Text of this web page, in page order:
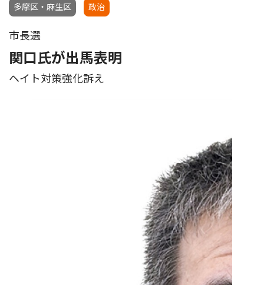
多摩区・麻生区 政治
市長選
関口氏が出馬表明
ヘイト対策強化訴え